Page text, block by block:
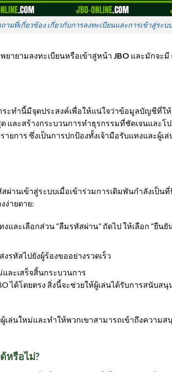
ามที่เกี่ยวข้อง เกี่ยวกับการลงทะเบียนและการเข้าสู่ระบบ
ายามลงทะเบียนหรือเข้าสู่หน้า JBO และมักจะมี
ระทำนี้มีจุดประสงค์เพื่อให้แน่ใจว่าข้อมูลบัญชีที่ใ
ละสร้างกระบวนการทำธุรกรรมที่ชัดเจนและโ
การ ซึ่งเป็นการปกป้องทั้งเจ้ามือรับแทงและผู้เ
านเข้าสู่ระบบเมื่อเข้าร่วมการเดิมพันกำลังเป็น
ง่ายดาย:
และเลือกส่วน “ลืมรหัสผ่าน” ถัดไป ให้เลือก “ยืน
รหัสไปยังผู้ร้องขออย่างรวดเร็ว
ละเสร็จสิ้นกระบวนการ
ได้โดยตรง สิ่งนี้จะช่วยให้ผู้เล่นได้รับการสนับ
นใหม่และทำให้พวกเขาสามารถเข้าถึงความสนุ
หรือไม่?